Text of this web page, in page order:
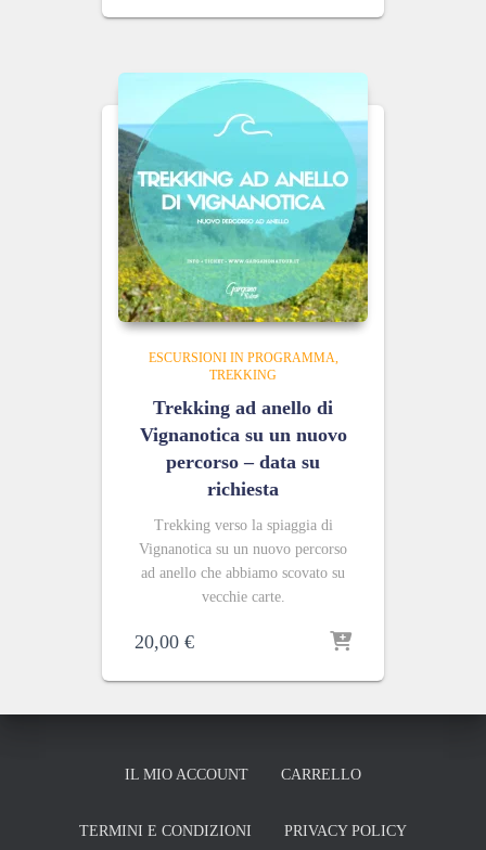
ESCURSIONI IN PROGRAMMA
TREKKING
Trekking ad anello di
Vignanotica su un nuovo
percorso – data su
richiesta
Trekking verso la spiaggia di
Vignanotica su un nuovo percorso
ad anello che abbiamo scovato su
vecchie carte.
20,00 €
IL MIO ACCOUNT CARRELLO
TERMINI E CONDIZIONI PRIVACY POLICY